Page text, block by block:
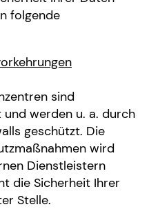
folgende
sind
werden u. a. durch
geschützt. Die
wird
Dienstleistern
die Sicherheit Ihrer
Stelle.